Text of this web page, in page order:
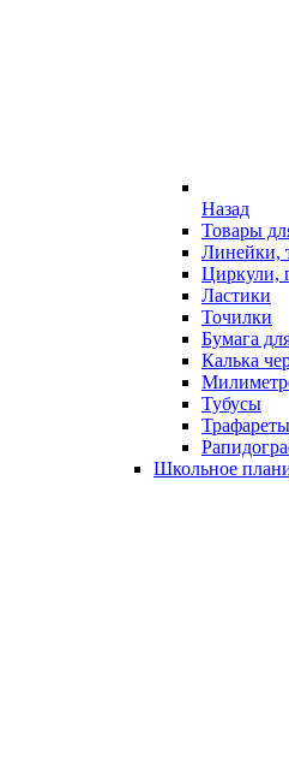
Назад
Товары
Линейки,
Циркули,
Ластики
Точилки
Бумага
Калька
Тубусы
Трафареты
Школьное